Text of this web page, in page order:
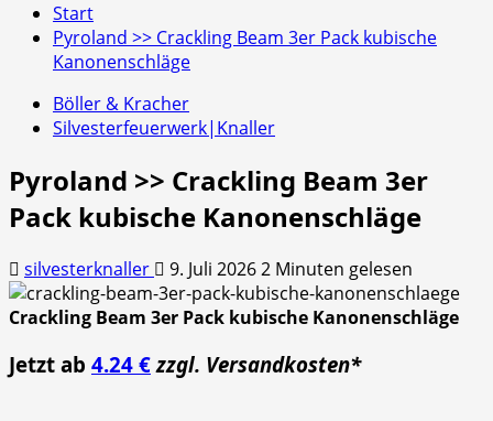
Start
Pyroland >> Crackling Beam 3er Pack kubische
Kanonenschläge
Böller & Kracher
Silvesterfeuerwerk|Knaller
Pyroland >> Crackling Beam 3er
Pack kubische Kanonenschläge
silvesterknaller 9. Juli 20262 Minuten gelesen
Crackling Beam 3er Pack kubische Kanonenschläge
Jetzt ab 4.24 € zzgl. Versandkosten*